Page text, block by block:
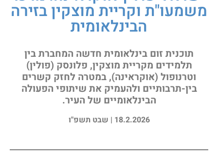
משמעו"ת וקריית מוצקין בזירה
הבינלאומית
תוכנית זום בינלאומית חדשה המחברת בין
תלמידים מקריית מוצקין, פלונסק (פולין)
וטרנופול (אוקראינה), במטרה לחזק קשרים
בין-תרבותיים ולהעמיק את שיתופי הפעולה
הבינלאומיים של העיר.
18.2.2026 | שבט תשפ"ו